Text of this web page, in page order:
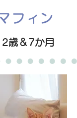
フィン
2歳＆7か月